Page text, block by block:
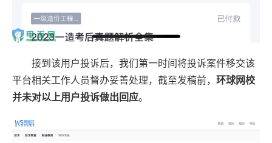
接到该用户投诉后，我们第一时间将投诉案件移交该
平台相关工作人员督办妥善处理，截至发稿前， 环球网校
并未对以上用户投诉做出回应。